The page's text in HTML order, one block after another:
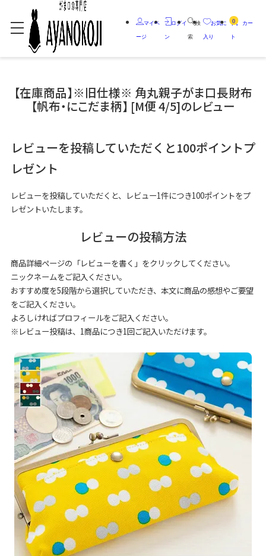
マイペ
ージ
ログイ
ン
検
索
お気に
入り
0 カー
ト
【在庫商品】※旧仕様※ 角丸親子がま口長財布
【帆布・にこだま柄】 [M便 4/5]のレビュー
レビューを投稿していただくと100ポイントプ
レゼント
レビューを投稿していただくと、レビュー1件につき100ポイントをプ
レゼントいたします。
レビューの投稿方法
商品詳細ページの「レビューを書く」をクリックしてください。
ニックネームをご記入ください。
おすすめ度を5段階から選択していただき、本文に商品の感想やご要望
をご記入ください。
よろしければプロフィールをご記入ください。
※レビュー投稿は、1商品につき1回ご記入いただけます。